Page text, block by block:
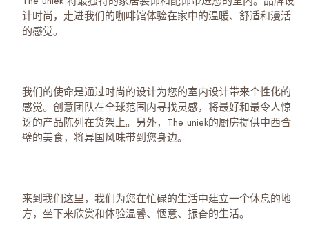
计时尚，走进我们的咖啡馆体验在家中的温暖、舒适和漫活
的感觉。
我们的使命是通过时尚的设计为您的室内设计带来个性化的
感觉。创意团队在全球范围内寻找灵感，将最好和最令人惊
讶的产品陈列在货架上。另外，The uniek的厨房提供中西合
璧的美食，将异国风味带到您身边。
来到我们这里，我们为您在忙碌的生活中建立一个休息的地
方，坐下来欣赏和体验温馨、惬意、振奋的生活。